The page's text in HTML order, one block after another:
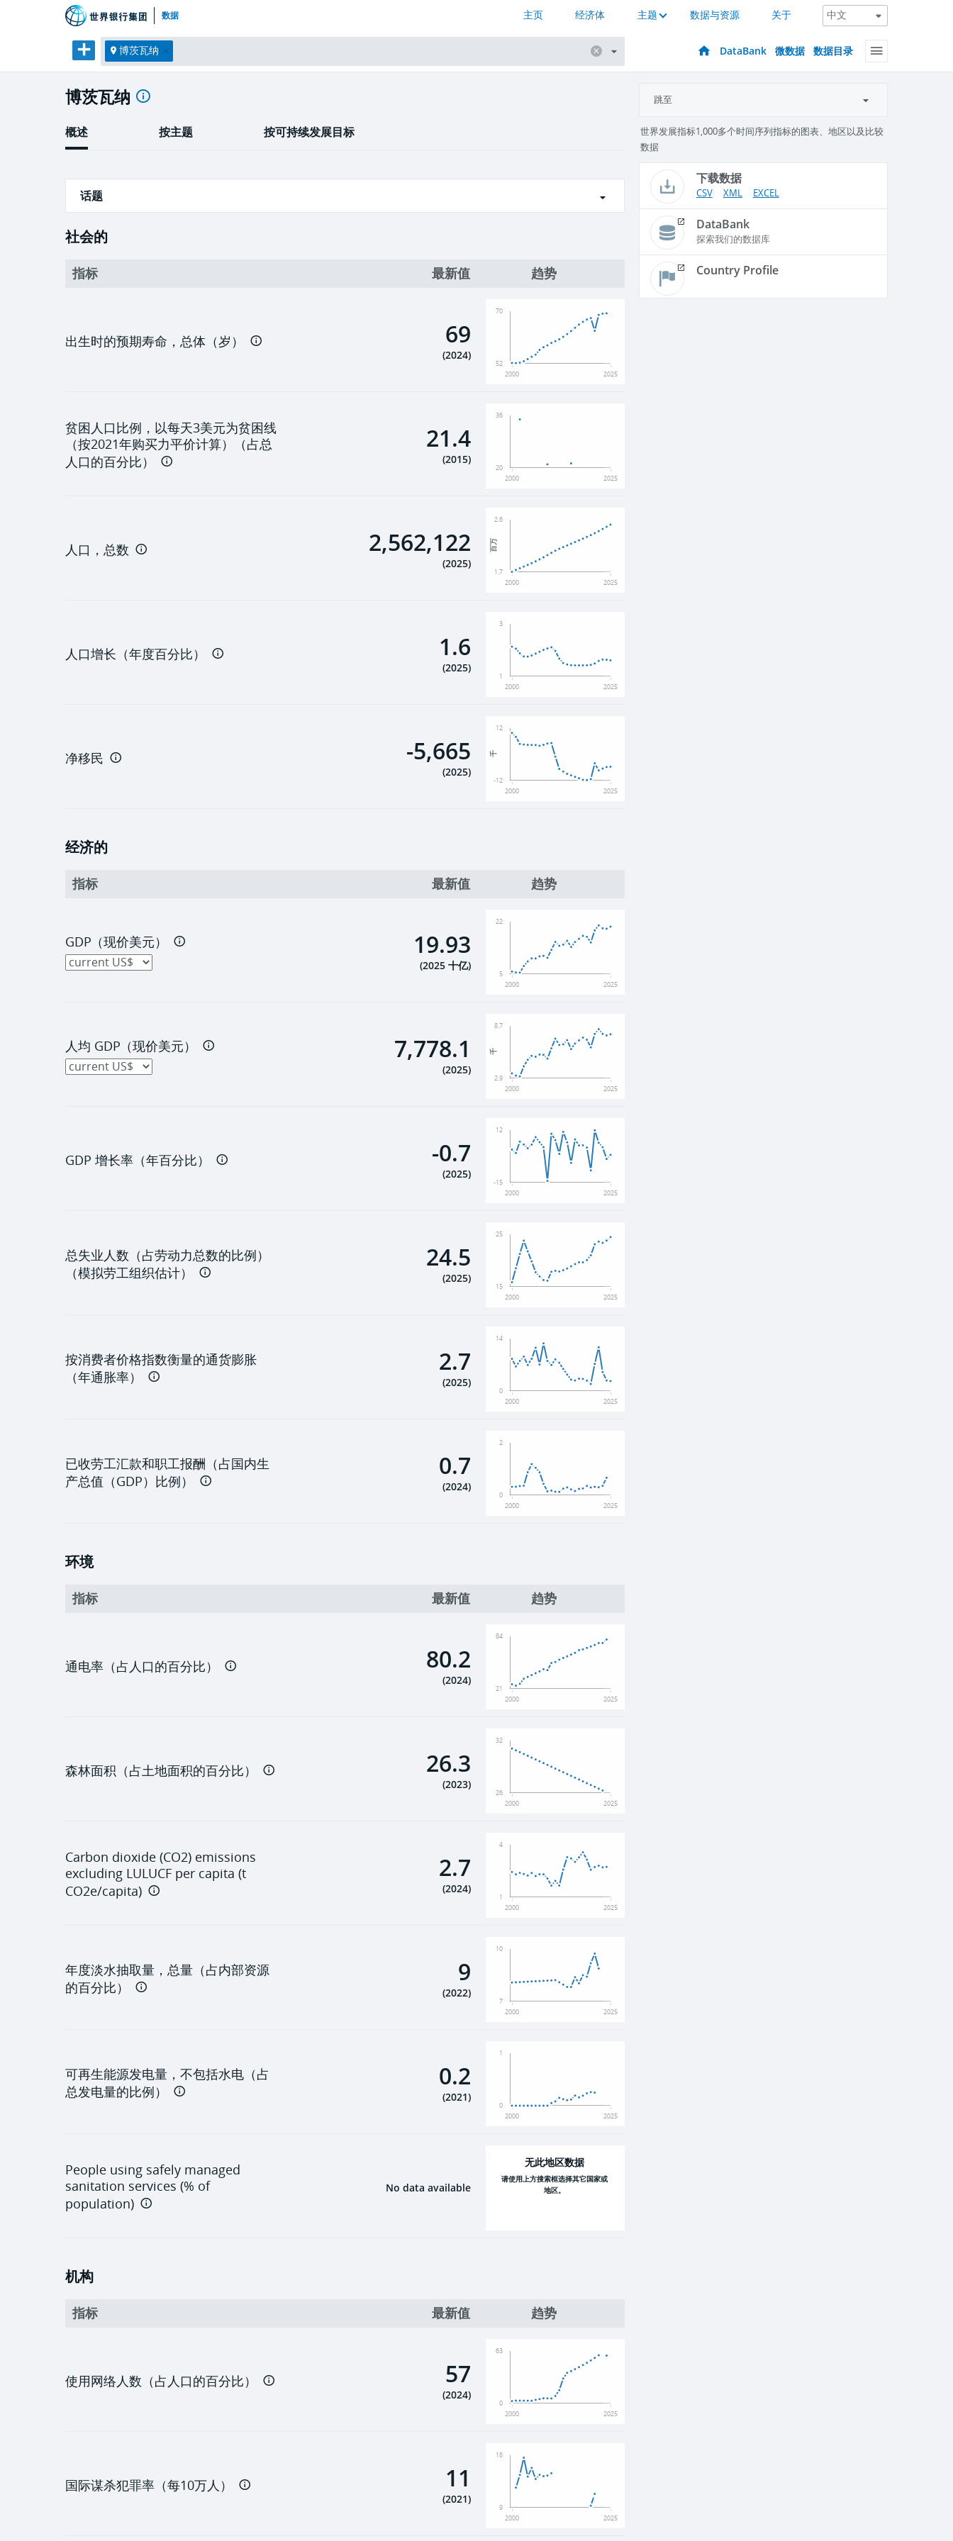
数据 主页 经济体 主题 数据与资源 关于
博茨瓦纳 DataBank 微数据 数据目录
博茨瓦纳 跳至
概述 按主题 按可持续发展目标
话题
社会的
经济的
社会的
指标 最新值 趋势
出生时的预期寿命，总体（岁） 69
(2024)
2000 2025
52
70
贫困人口比例，以每天3美元为贫困线
（按2021年购买力平价计算）（占总
人口的百分比）
21.4
(2015)
2000 2025
20
36
人口，总数 2,562,122
(2025)
2000 2025
百万
1.7
2.6
人口增长（年度百分比） 1.6
(2025)
2000 2025
1
3
净移民 -5,665
(2025)
2000 2025
千
-12
12
经济的
指标 最新值 趋势
GDP（现价美元） 19.93
(2025 十亿)
2000 2025
5
22
人均 GDP（现价美元） 7,778.1
(2025)
2000 2025
千
2.9
8.7
GDP 增长率（年百分比） -0.7
(2025)
2000 2025
-15
12
总失业人数（占劳动力总数的比例）
（模拟劳工组织估计）
24.5
(2025)
2000 2025
15
25
按消费者价格指数衡量的通货膨胀
（年通胀率）
2.7
(2025)
2000 2025
0
14
已收劳工汇款和职工报酬（占国内生
产总值（GDP）比例）
0.7
(2024)
2000 2025
0
2
环境
指标 最新值 趋势
通电率（占人口的百分比） 80.2
(2024)
2000 2025
21
84
森林面积（占土地面积的百分比） 26.3
(2023)
2000 2025
26
32
Carbon dioxide (CO2) emissions
excluding LULUCF per capita (t
CO2e/capita)
2.7
(2024)
2000 2025
1
4
年度淡水抽取量，总量（占内部资源
的百分比）
9
(2022)
2000 2025
7
10
可再生能源发电量，不包括水电（占
总发电量的比例）
0.2
(2021)
2000 2025
0
1
People using safely managed
sanitation services (% of
population)
No data available
无此地区数据
请使用上方搜索框选择其它国家或
地区。
机构
指标 最新值 趋势
使用网络人数（占人口的百分比） 57
(2024)
2000 2025
0
63
国际谋杀犯罪率（每10万人） 11
(2021)
2000 2025
9
18
世界发展指标1,000多个时间序列指标的图表、地区以及比较
数据
下载数据
CSV XML EXCEL
DataBank
探索我们的数据库
Country Profile